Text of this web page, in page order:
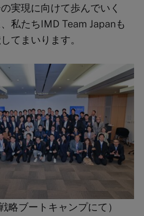
実現に向けて歩んでいく
私たちIMD Team Japanも
てまいります。
略ブートキャンプにて）